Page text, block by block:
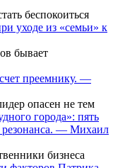
беспокоиться
уходе из «семьи» к
бывает
преемнику. —
опасен не тем
города»: пять
резонанса. — Михаил
бизнеса